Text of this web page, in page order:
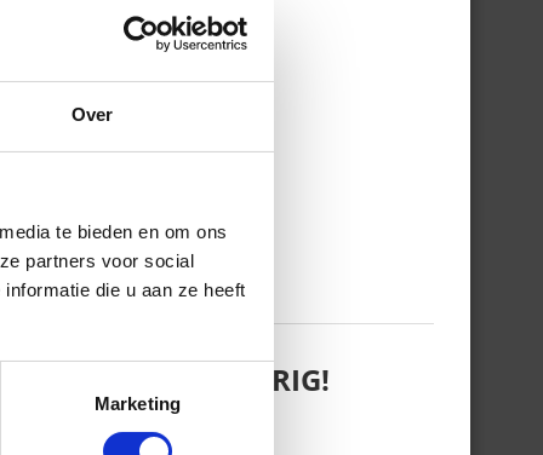
Over
te bieden en om ons
partners voor social
die u aan ze heeft
Marketing
EN MIJN
WANT REBEL IS JARIG!